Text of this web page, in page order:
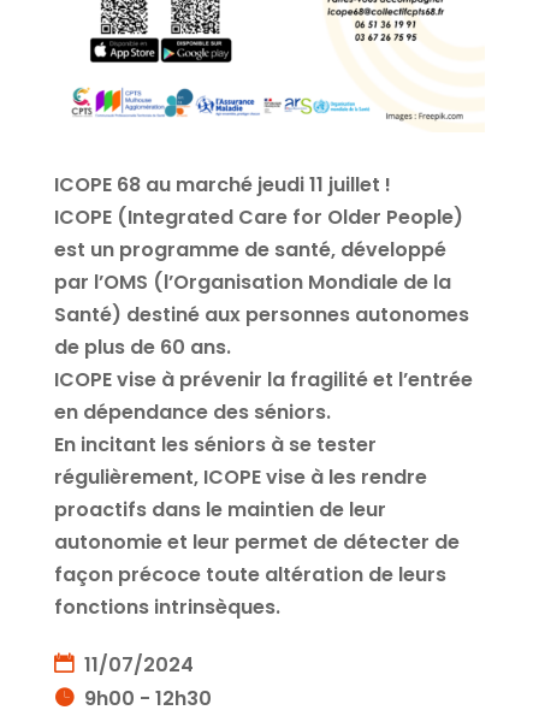
ICOPE 68 au marché jeudi 11 juillet !
ICOPE (Integrated Care for Older People)
est un programme de santé, développé
par l’OMS (l’Organisation Mondiale de la
Santé) destiné aux personnes autonomes
de plus de 60 ans.
ICOPE vise à prévenir la fragilité et l’entrée
en dépendance des séniors.
En incitant les séniors à se tester
régulièrement, ICOPE vise à les rendre
proactifs dans le maintien de leur
autonomie et leur permet de détecter de
façon précoce toute altération de leurs
fonctions intrinsèques.
11/07/2024
9h00 - 12h30